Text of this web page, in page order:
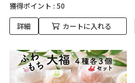
獲得ポイント : 50
詳細 カートに入れる